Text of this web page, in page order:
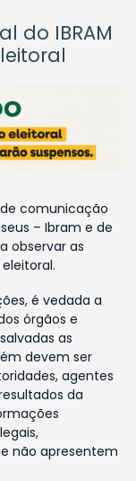
do IBRAM
comunicação
– Ibram e de
observar as
é vedada a
órgãos e
as
devem ser
agentes
da
não apresentem